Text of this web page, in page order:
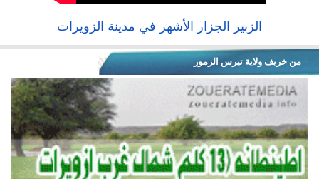
الزبير الجزار الأشهر في مدينة الزويرات
من خريف ولاية تيرس الزمور